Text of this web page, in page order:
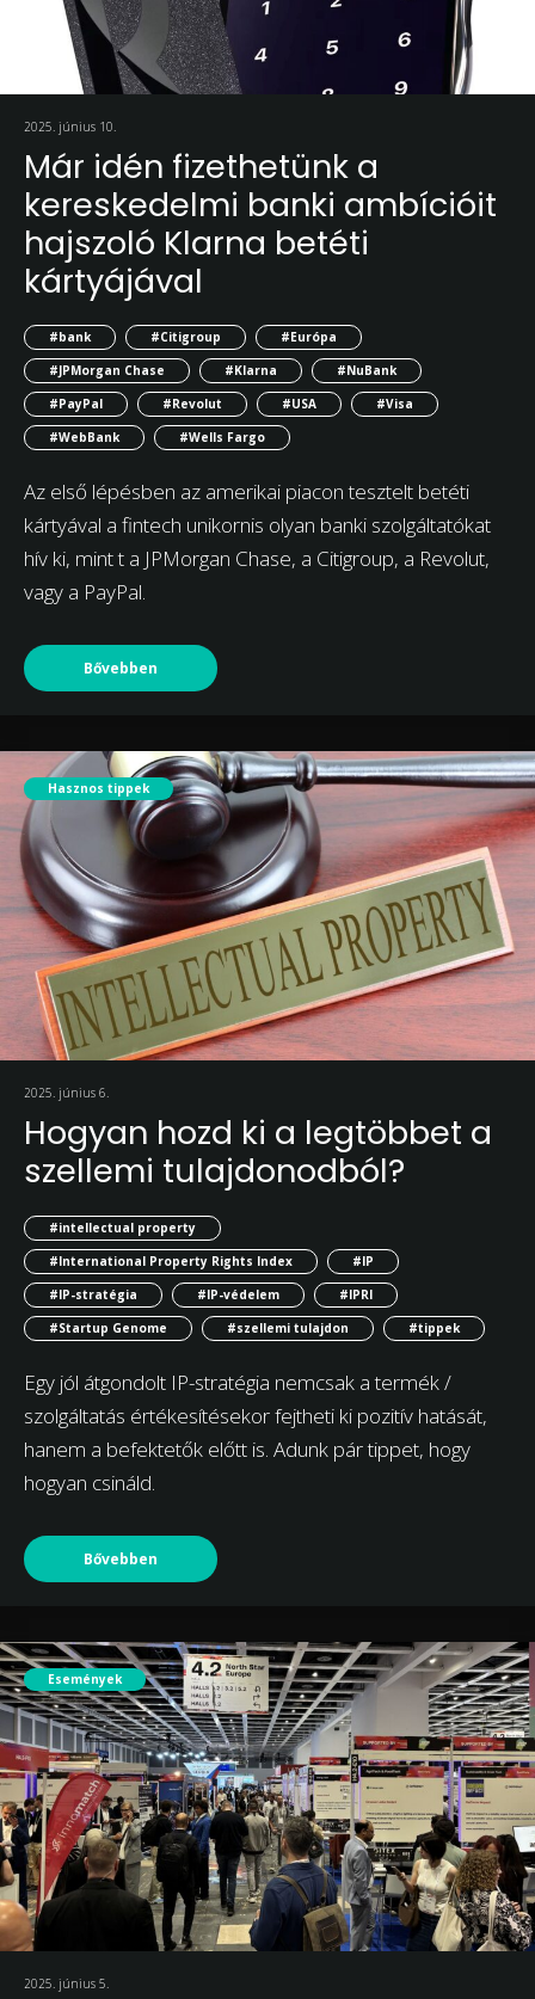
2025. június 10.
Már idén fizethetünk a
kereskedelmi banki ambícióit
hajszoló Klarna betéti
kártyájával
#bank #Citigroup
#Európa
#JPMorgan Chase
#Klarna
#NuBank
#PayPal
#Revolut #USA
#Visa
#WebBank
#Wells Fargo
Az első lépésben az amerikai piacon tesztelt betéti
kártyával a fintech unikornis olyan banki szolgáltatókat
hív ki, mint t a JPMorgan Chase, a Citigroup, a Revolut,
vagy a PayPal.
Bővebben
Hasznos tippek
2025. június 6.
Hogyan hozd ki a legtöbbet a
szellemi tulajdonodból?
#intellectual property
#International Property Rights Index
#IP
#IP-stratégia
#IP-védelem
#IPRI
#Startup Genome
#szellemi tulajdon #tippek
Egy jól átgondolt IP-stratégia nemcsak a termék /
szolgáltatás értékesítésekor fejtheti ki pozitív hatását,
hanem a befektetők előtt is. Adunk pár tippet, hogy
hogyan csináld.
Bővebben
Események
2025. június 5.